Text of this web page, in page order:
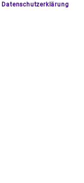
Datenschutzerklärung